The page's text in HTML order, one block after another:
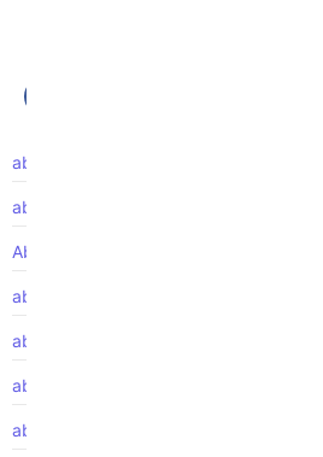
abogado de accidentes automovilísticos
abogado de accidentes de construcción
Abogado de accidentes de motocicleta
abogado de despido injustificado
abogado de discriminación
abogado de discriminación laboral
abogado de lesiones personales de